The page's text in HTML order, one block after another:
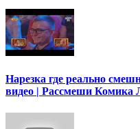
Нарезка где реально
видео | Рассмеши